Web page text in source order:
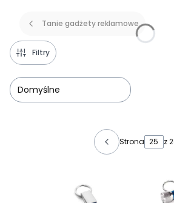
Tanie gadżety reklamowe
Filtry
Domyślne
Strona z